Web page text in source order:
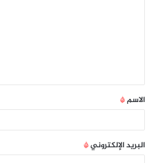
الاسم*
البريد الإلكتروني*